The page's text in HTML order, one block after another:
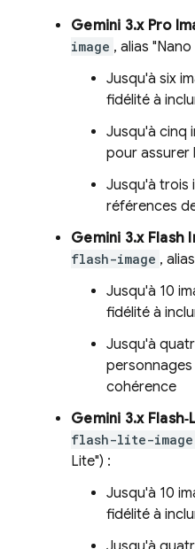
Gemini 3.x Pro
image , alias
Jusqu'à six
fidélité à
Jusqu'à cinq
pour assurer
Jusqu'à trois
références
Gemini 3.x Flash
flash-image ,
Jusqu'à 10
fidélité à
Jusqu'à
cohérence
Gemini 3.x
flash-lite-image
Lite") :
Jusqu'à 10
fidélité à